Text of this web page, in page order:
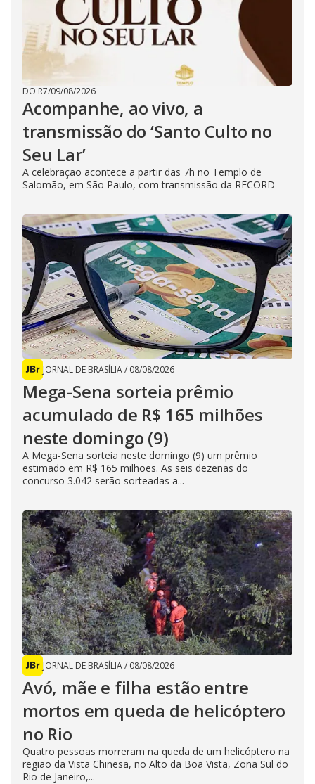
DO R7/09/08/2026
Acompanhe, ao vivo, a
transmissão do ‘Santo Culto no
Seu Lar’
A celebração acontece a partir das 7h no Templo de
Salomão, em São Paulo, com transmissão da RECORD
JORNAL DE BRASÍLIA/ 08/08/2026
Mega-Sena sorteia prêmio
acumulado de R$ 165 milhões
neste domingo (9)
A Mega-Sena sorteia neste domingo (9) um prêmio
estimado em R$ 165 milhões. As seis dezenas do
concurso 3.042 serão sorteadas a...
JORNAL DE BRASÍLIA/ 08/08/2026
Avó, mãe e filha estão entre
mortos em queda de helicóptero
no Rio
Quatro pessoas morreram na queda de um helicóptero na
região da Vista Chinesa, no Alto da Boa Vista, Zona Sul do
Rio de Janeiro,...